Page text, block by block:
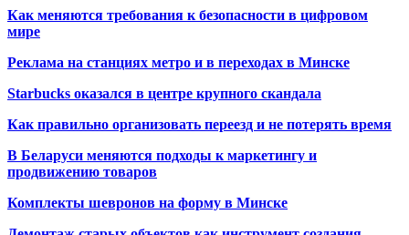
Как меняются требования к безопасности в цифровом
мире
Реклама на станциях метро и в переходах в Минске
Starbucks оказался в центре крупного скандала
Как правильно организовать переезд и не потерять время
В Беларуси меняются подходы к маркетингу и
продвижению товаров
Комплекты шевронов на форму в Минске